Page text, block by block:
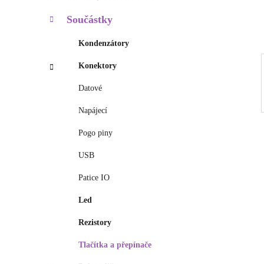
p
e
Součástky
Kondenzátory
Konektory
Datové
Napájecí
Pogo piny
USB
Patice IO
Led
Rezistory
Tlačítka a přepínače